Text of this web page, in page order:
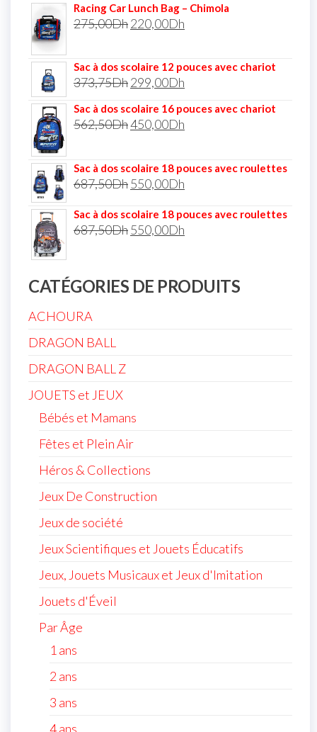
Racing Car Lunch Bag – Chimola
275,00Dh220,00Dh
Sac à dos scolaire 12 pouces avec chariot
373,75Dh299,00Dh
Sac à dos scolaire 16 pouces avec chariot
562,50Dh450,00Dh
Sac à dos scolaire 18 pouces avec roulettes
687,50Dh550,00Dh
Sac à dos scolaire 18 pouces avec roulettes
687,50Dh550,00Dh
CATÉGORIES DE PRODUITS
ACHOURA
DRAGON BALL
DRAGON BALL Z
JOUETS et JEUX
Bébés et Mamans
Fêtes et Plein Air
Héros & Collections
Jeux De Construction
Jeux de société
Jeux Scientifiques et Jouets Éducatifs
Jeux, Jouets Musicaux et Jeux d'Imitation
Jouets d'Éveil
Par Âge
1 ans
2 ans
3 ans
4 ans